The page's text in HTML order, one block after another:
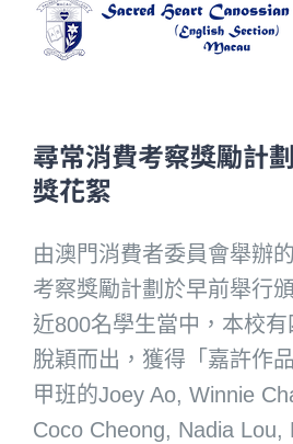
尋常消費考察獎勵計
獎花絮
由澳門消費者委員會舉辦
考察獎勵計劃於早前舉行
近800名學生當中，本校
脫穎而出，獲得「嘉許作
甲班的Joey Ao, Winnie
Coco Cheong, Nadia Lou,